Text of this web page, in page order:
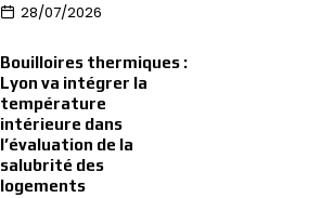
28/07/2026
Bouilloires thermiques :
Lyon va intégrer la
température
intérieure dans
l’évaluation de la
salubrité des
logements